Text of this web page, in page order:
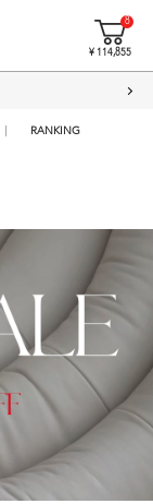
8
¥ 114,855
RANKING